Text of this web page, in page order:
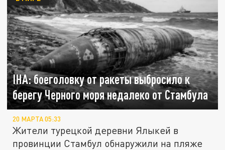
IHA: боеголовку от ракеты выбросило к
берегу Черного моря недалеко от Стамбула
20 МАРТА 05:33
Жители турецкой деревни Ялыкей в
провинции Стамбул обнаружили на пляже